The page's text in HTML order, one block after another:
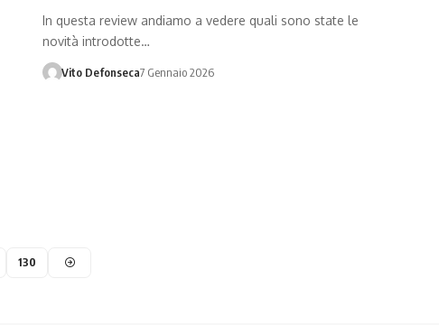
In questa review andiamo a vedere quali sono state le
novità introdotte…
Vito Defonseca7 Gennaio 2026
130